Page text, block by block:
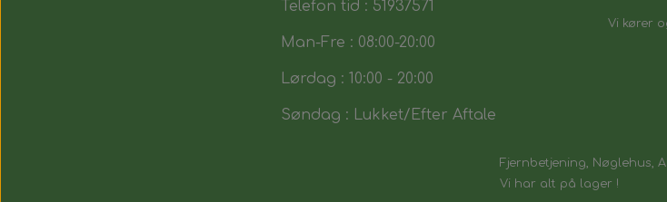
Telefon tid : 51937571
Man-Fre : 08:00-20:00
Lørdag : 10:00 - 20:00
Søndag : Lukket/Efter Aftale
Vi kører
Fjernbetjening, Nøglehus,
Vi har alt på lager !